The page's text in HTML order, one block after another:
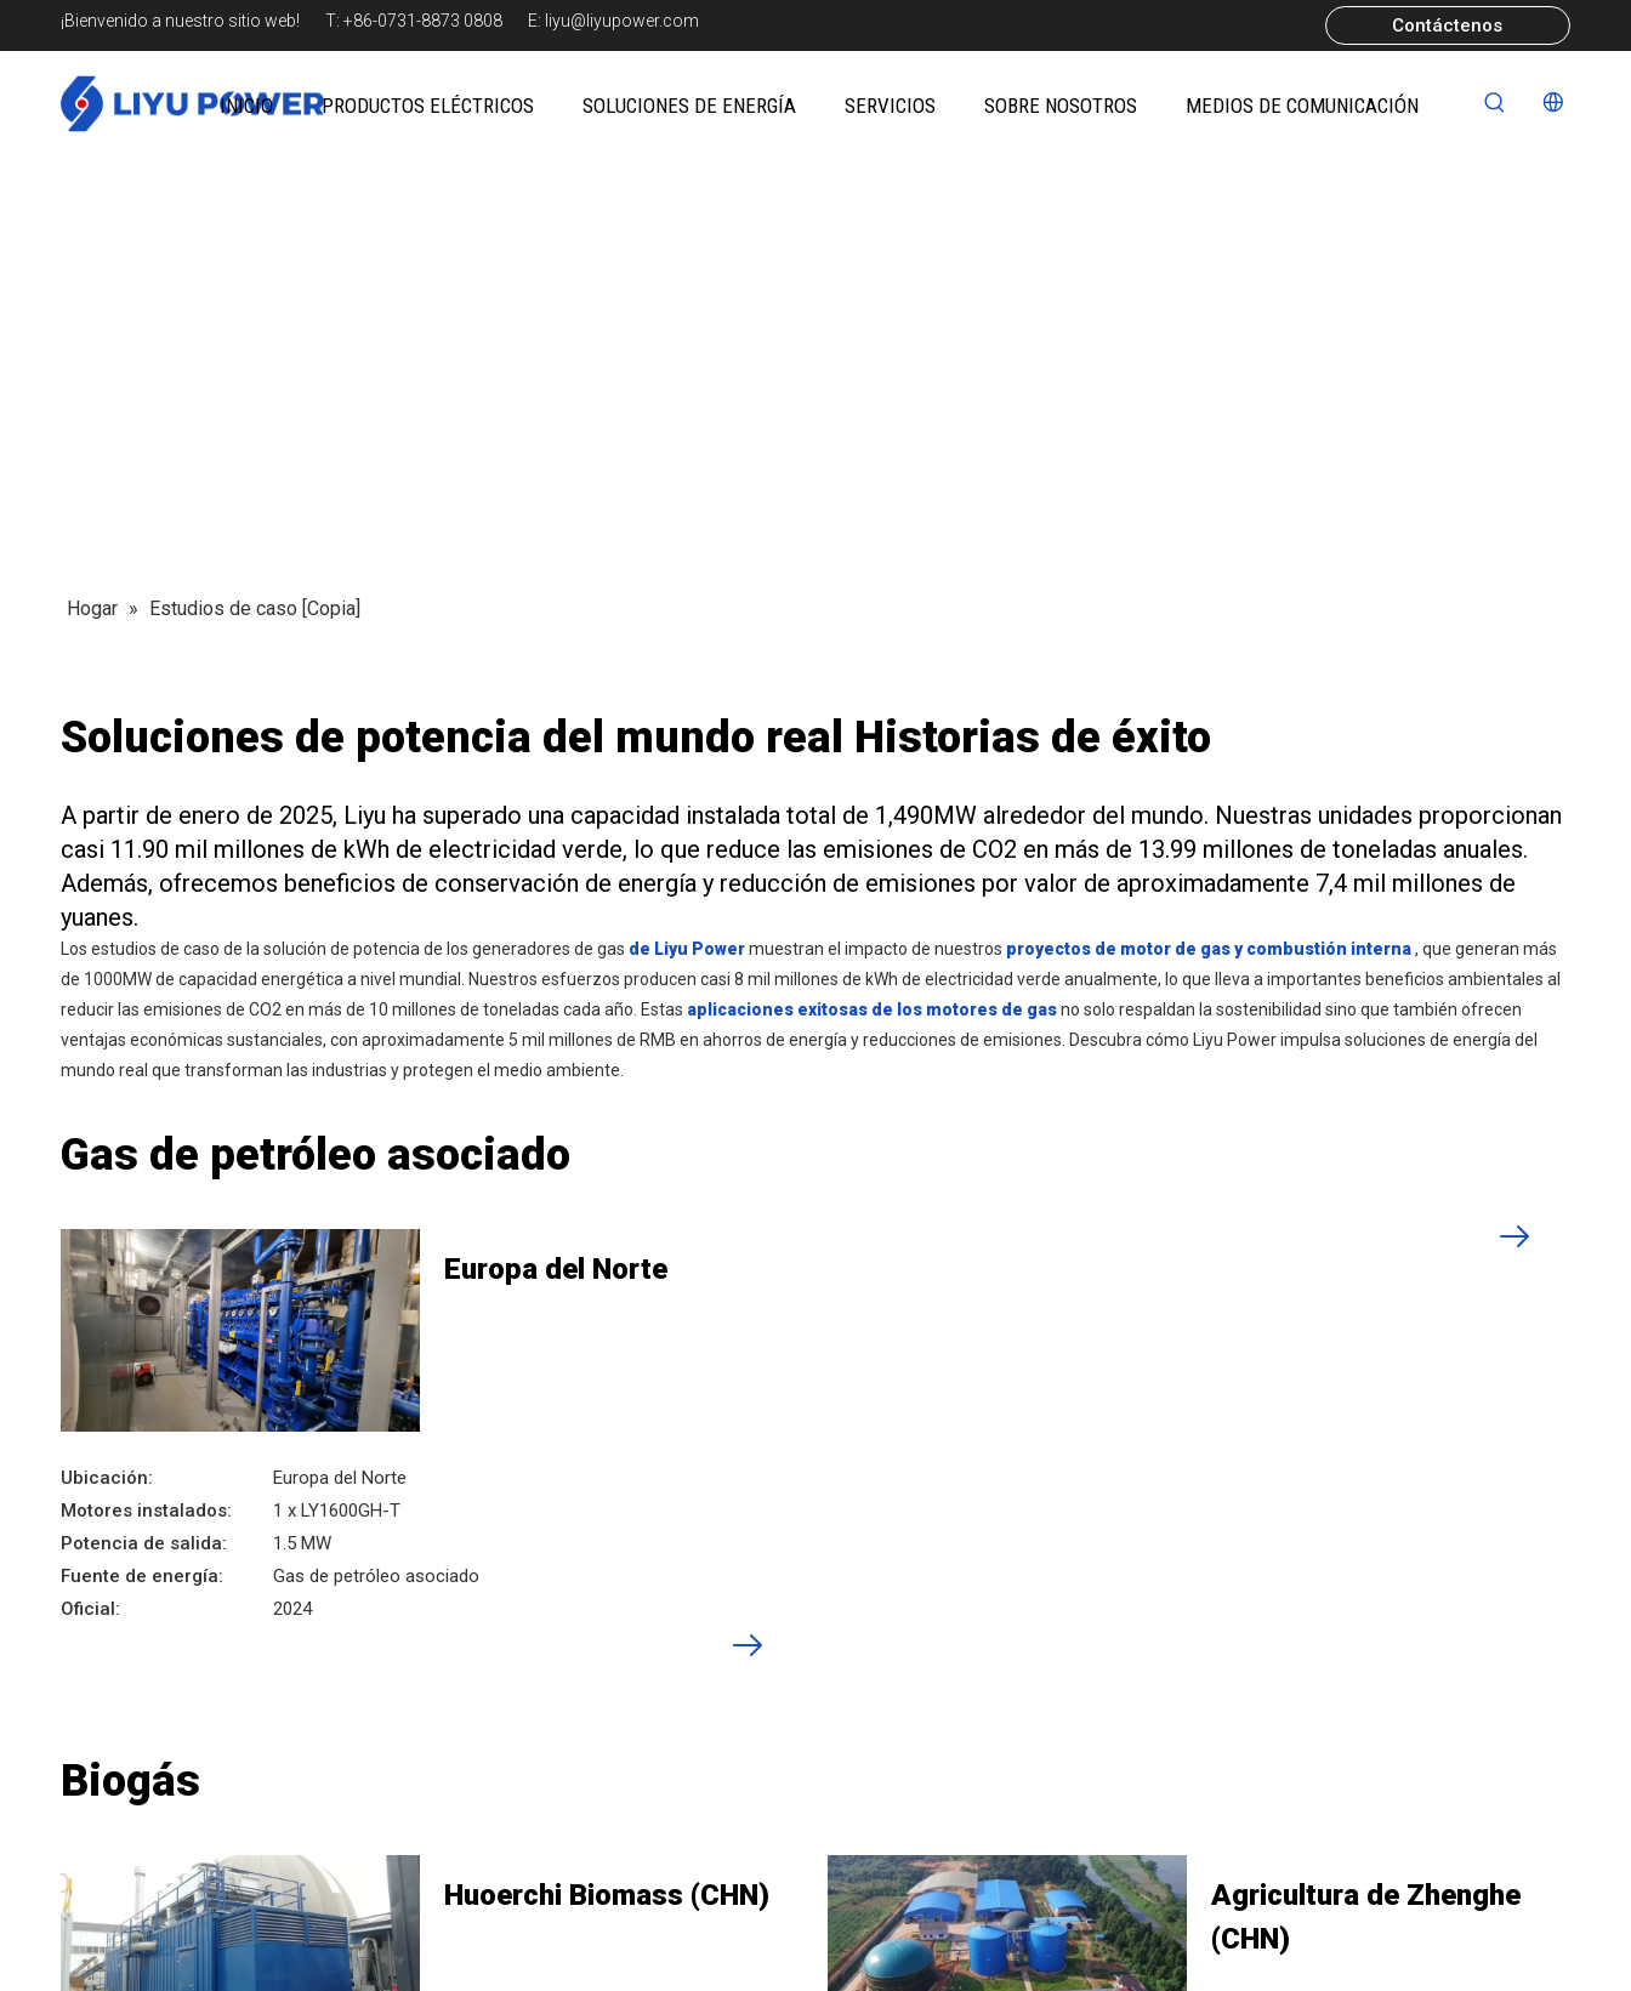
¡Bienvenido a nuestro sitio web! T: +86-0731-8873 0808 E: liyu@liyupower.com Contáctenos
INICIO PRODUCTOS ELÉCTRICOS SOLUCIONES DE ENERGÍA SERVICIOS SOBRE NOSOTROS MEDIOS DE COMUNICACIÓN
Hogar » Estudios de caso [Copia]
Soluciones de potencia del mundo real Historias de éxito
A partir de enero de 2025, Liyu ha superado una capacidad instalada total de 1,490MW alrededor del mundo. Nuestras unidades proporcionan
casi 11.90 mil millones de kWh de electricidad verde, lo que reduce las emisiones de CO2 en más de 13.99 millones de toneladas anuales.
Además, ofrecemos beneficios de conservación de energía y reducción de emisiones por valor de aproximadamente 7,4 mil millones de
yuanes.
Los estudios de caso de la solución de potencia de los generadores de gas de Liyu Powermuestran el impacto de nuestros proyectos de motor de gas y combustión interna, que generan más
de 1000MW de capacidad energética a nivel mundial. Nuestros esfuerzos producen casi 8 mil millones de kWh de electricidad verde anualmente, lo que lleva a importantes beneficios ambientales al
reducir las emisiones de CO2 en más de 10 millones de toneladas cada año. Estas aplicaciones exitosas de los motores de gasno solo respaldan la sostenibilidad sino que también ofrecen
ventajas económicas sustanciales, con aproximadamente 5 mil millones de RMB en ahorros de energía y reducciones de emisiones. Descubra cómo Liyu Power impulsa soluciones de energía del
mundo real que transforman las industrias y protegen el medio ambiente.
Gas de petróleo asociado
Europa del Norte
Ubicación:
Europa del Norte
Motores instalados:
1 x LY1600GH-T
Potencia de salida:
1.5 MW
Fuente de energía:
Gas de petróleo asociado
Oficial:
2024
Biogás
Huoerchi Biomass (CHN)
Agricultura de Zhenghe
(CHN)